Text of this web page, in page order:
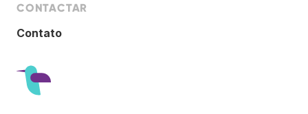
CONTACTAR
Contato